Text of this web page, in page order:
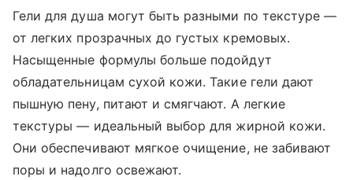
Гели для душа могут быть разными по текстуре —
от легких прозрачных до густых кремовых.
Насыщенные формулы больше подойдут
обладательницам сухой кожи. Такие гели дают
пышную пену, питают и смягчают. А легкие
текстуры — идеальный выбор для жирной кожи.
Они обеспечивают мягкое очищение, не забивают
поры и надолго освежают.